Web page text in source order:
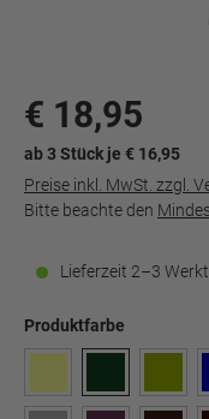
€ 18,95
ab 3 Stück je € 16,95
Preise inkl. MwSt. zzgl.
Bitte beachte den
Lieferzeit 2–3
Produktfarbe